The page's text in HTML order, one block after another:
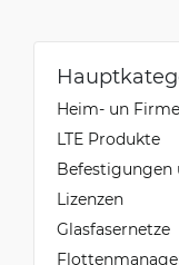
Heim- un
LTE Produkte
Befestigungen
Lizenzen
Glasfasernetze